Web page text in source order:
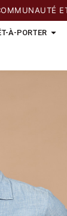
ET
À-PORTER